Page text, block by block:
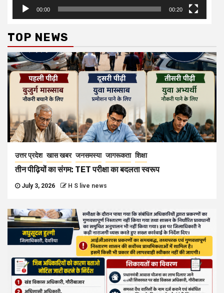
00:00 00:20
TOP NEWS
उत्तर प्रदेश खास खबर जनसमस्या जागरूकता शिक्षा
तीन पीढ़ियों का संगम: TET परीक्षा का बदलता स्वरूप
July 3, 2026 H S live news